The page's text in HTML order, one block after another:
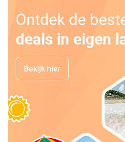
Ontdek de
deals in eigen
Bekijk hier